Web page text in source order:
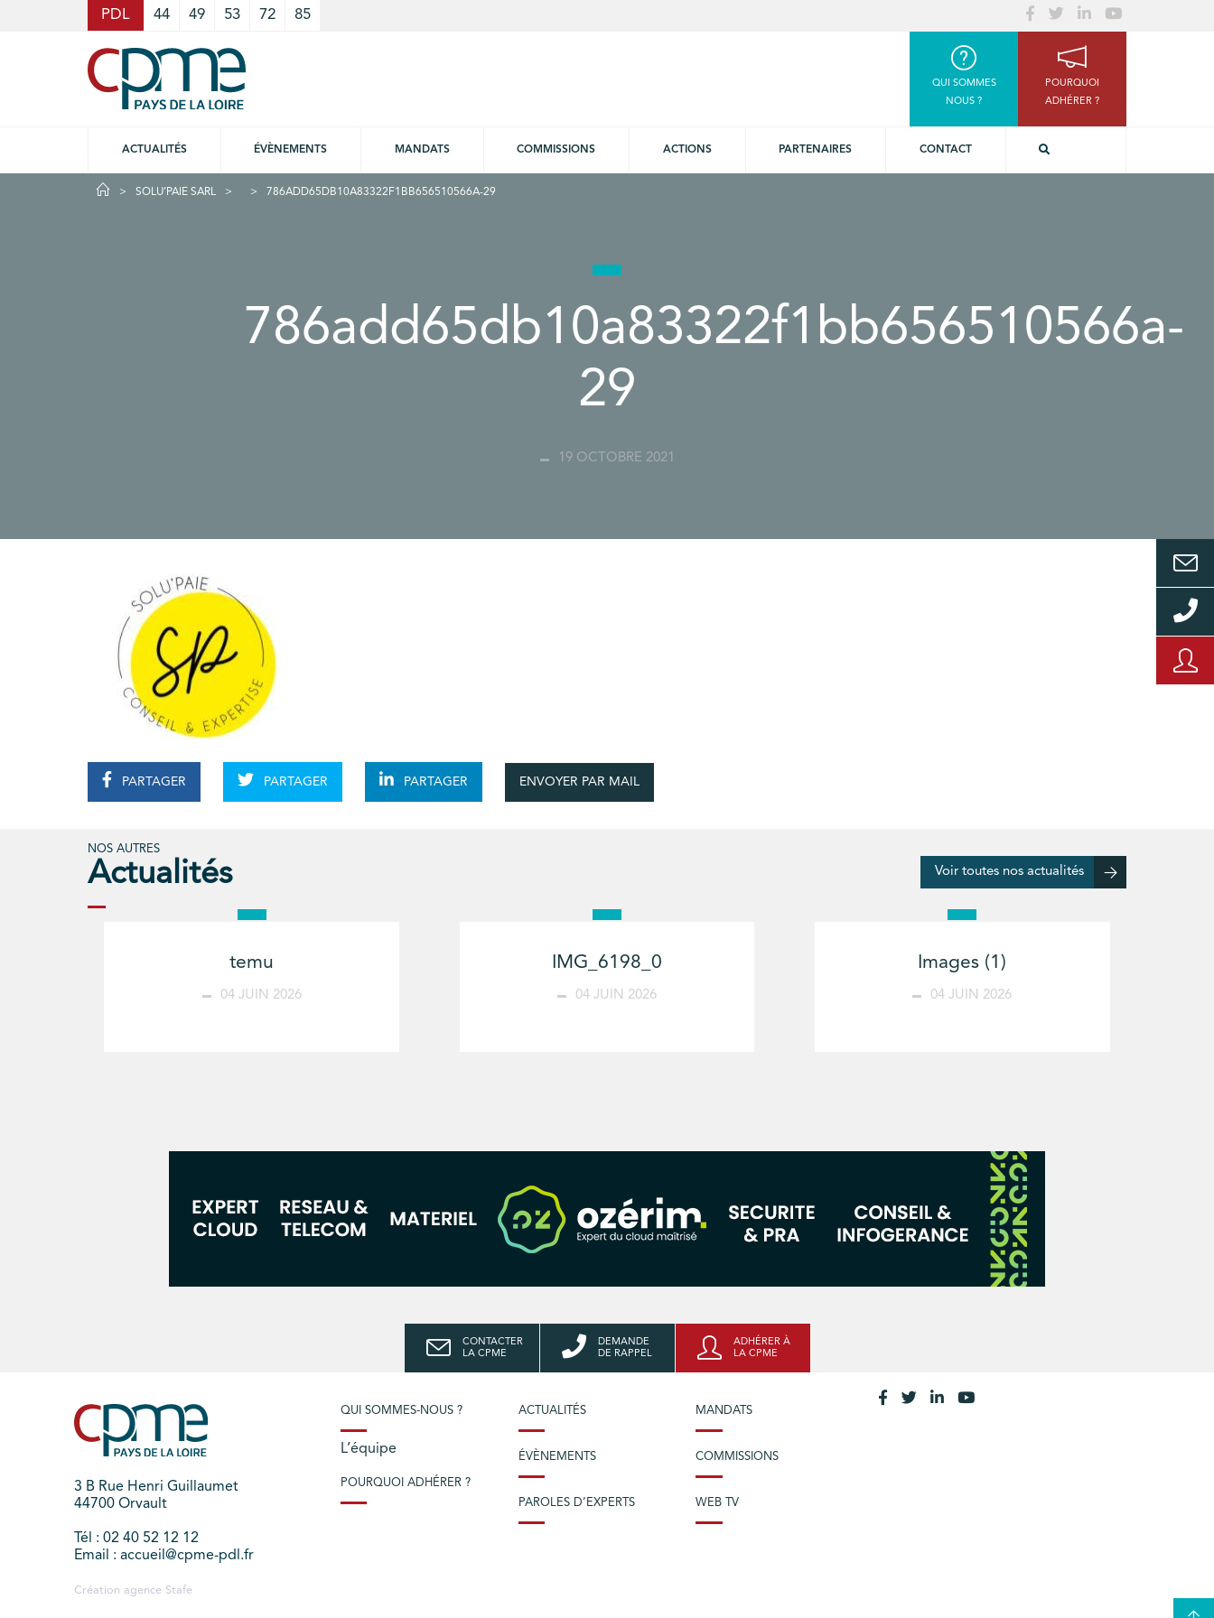
PDL 44 49 53 72 85
QUI SOMMES
NOUS ?
POURQUOI
ADHÉRER ?
ACTUALITÉS ÉVÈNEMENTS MANDATS COMMISSIONS ACTIONS PARTENAIRES CONTACT
SOLU’PAIE SARL 786ADD65DB10A83322F1BB656510566A-29
786add65db10a83322f1bb656510566a-
29
19 OCTOBRE 2021
PARTAGER PARTAGER PARTAGER ENVOYER PAR MAIL
NOS AUTRES
Actualités Voir toutes nos actualités
temu
04 JUIN 2026
IMG_6198_0
04 JUIN 2026
Images (1)
04 JUIN 2026
CONTACTER
LA CPME
DEMANDE
DE RAPPEL
ADHÉRER À
LA CPME
3 B Rue Henri Guillaumet
44700 Orvault
Tél : 02 40 52 12 12
Email : accueil@cpme-pdl.fr
Création agence Stafe
QUI SOMMES-NOUS ?
L’équipe
POURQUOI ADHÉRER ?
ACTUALITÉS
ÉVÈNEMENTS
PAROLES D’EXPERTS
MANDATS
COMMISSIONS
WEB TV
Cookies management panel